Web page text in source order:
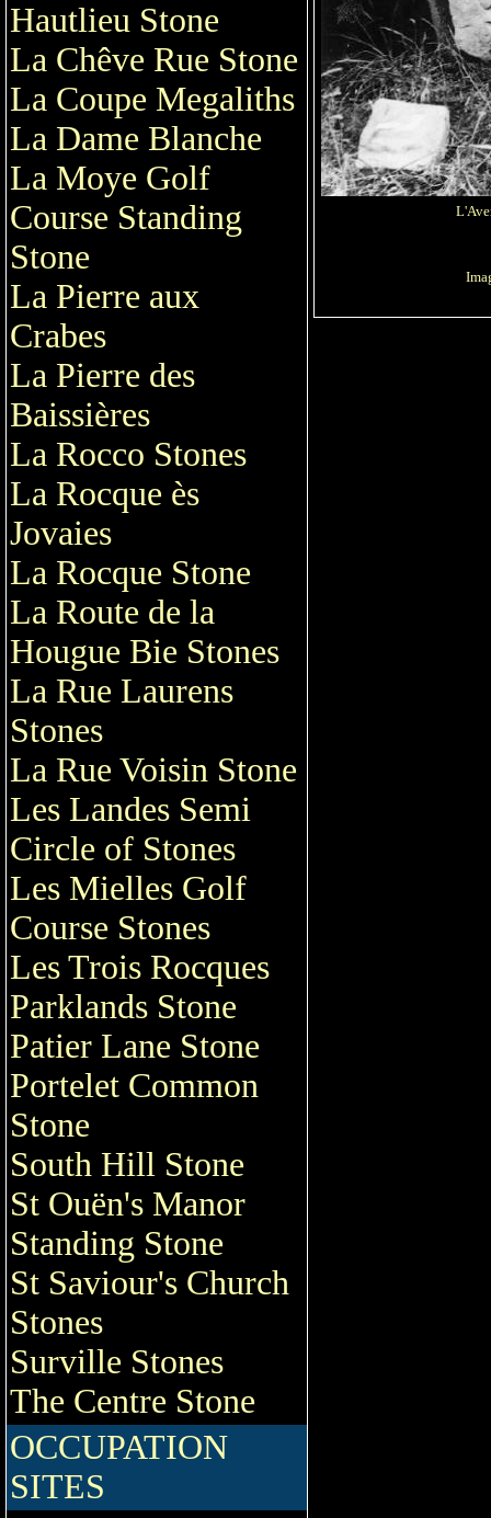
Hautlieu Stone
La Chêve Rue Stone
La Coupe Megaliths
La Dame Blanche
La Moye Golf
Course Standing
Stone
La Pierre aux
Crabes
La Pierre des
Baissières
La Rocco Stones
La Rocque ès
Jovaies
La Rocque Stone
La Route de la
Hougue Bie Stones
La Rue Laurens
Stones
La Rue Voisin Stone
Les Landes Semi
Circle of Stones
Les Mielles Golf
Course Stones
Les Trois Rocques
Parklands Stone
Patier Lane Stone
Portelet Common
Stone
South Hill Stone
St Ouën's Manor
Standing Stone
St Saviour's Church
Stones
Surville Stones
The Centre Stone
OCCUPATION
SITES